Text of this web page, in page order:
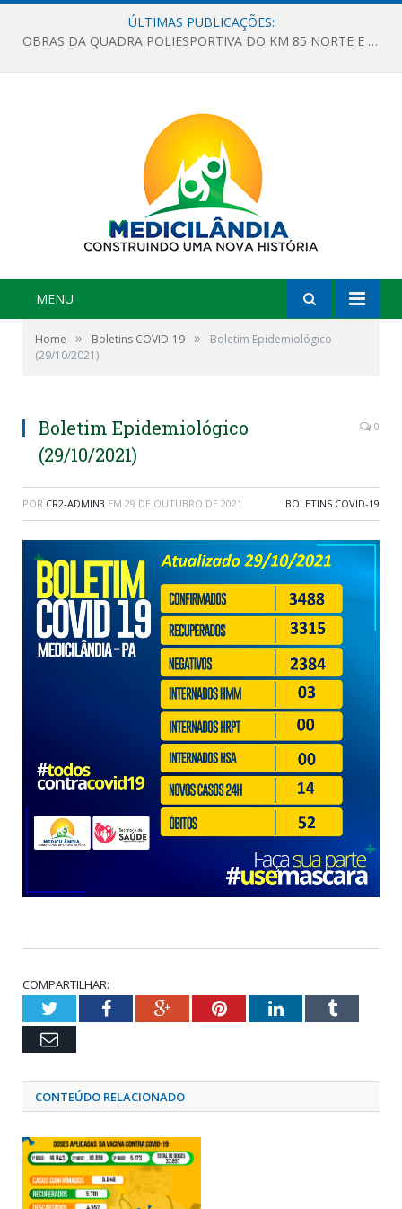
ÚLTIMAS PUBLICAÇÕES:
OBRAS DA QUADRA POLIESPORTIVA DO KM 85 NORTE E DA ESCOLA GASPAR VIANA AVANÇAM
MENU
Home » Boletins COVID-19 »
Boletim Epidemiológico
(29/10/2021)
Boletim Epidemiológico
(29/10/2021)
0
POR CR2-ADMIN3 EM 29 DE OUTUBRO DE 2021 BOLETINS COVID-19
COMPARTILHAR:
TwitterFacebookGoogle+PinterestLinkedInTumblr
Email
CONTEÚDO RELACIONADO